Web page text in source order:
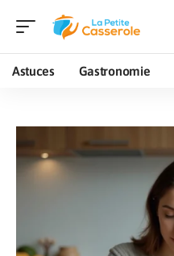
Astuces Gastronomie